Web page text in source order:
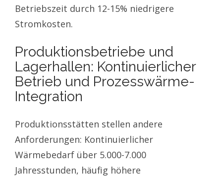
Betriebszeit durch 12-15% niedrigere
Stromkosten.
Produktionsbetriebe und
Lagerhallen: Kontinuierlicher
Betrieb und Prozesswärme-
Integration
Produktionsstätten stellen andere
Anforderungen: Kontinuierlicher
Wärmebedarf über 5.000-7.000
Jahresstunden, häufig höhere